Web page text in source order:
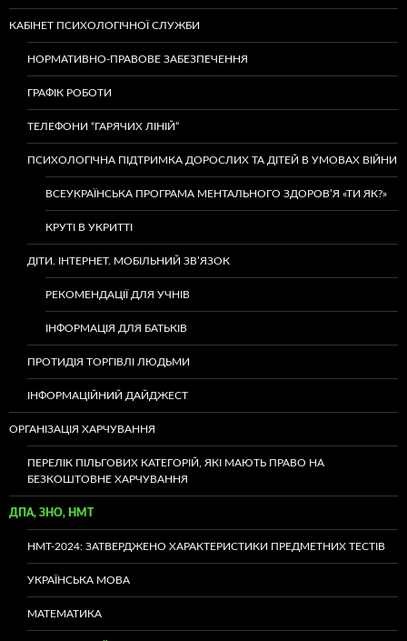
КАБІНЕТ ПСИХОЛОГІЧНОЇ СЛУЖБИ
НОРМАТИВНО-ПРАВОВЕ ЗАБЕЗПЕЧЕННЯ
ГРАФІК РОБОТИ
ТЕЛЕФОНИ “ГАРЯЧИХ ЛІНІЙ”
ПСИХОЛОГІЧНА ПІДТРИМКА ДОРОСЛИХ ТА ДІТЕЙ В УМОВАХ ВІЙНИ
ВСЕУКРАЇНСЬКА ПРОГРАМА МЕНТАЛЬНОГО ЗДОРОВ’Я «ТИ ЯК?»
КРУТІ В УКРИТТІ
ДІТИ. ІНТЕРНЕТ. МОБІЛЬНИЙ ЗВ’ЯЗОК
РЕКОМЕНДАЦІЇ ДЛЯ УЧНІВ
ІНФОРМАЦІЯ ДЛЯ БАТЬКІВ
ПРОТИДІЯ ТОРГІВЛІ ЛЮДЬМИ
ІНФОРМАЦІЙНИЙ ДАЙДЖЕСТ
ОРГАНІЗАЦІЯ ХАРЧУВАННЯ
ПЕРЕЛІК ПІЛЬГОВИХ КАТЕГОРІЙ, ЯКІ МАЮТЬ ПРАВО НА
БЕЗКОШТОВНЕ ХАРЧУВАННЯ
ДПА, ЗНО, НМТ
НМТ-2024: ЗАТВЕРДЖЕНО ХАРАКТЕРИСТИКИ ПРЕДМЕТНИХ ТЕСТІВ
УКРАЇНСЬКА МОВА
МАТЕМАТИКА